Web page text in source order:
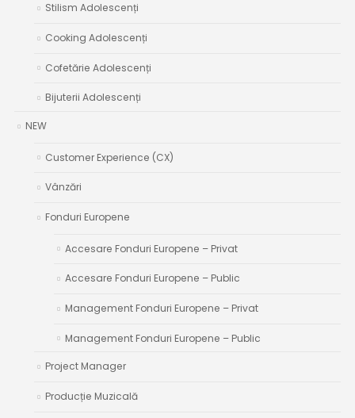
Stilism Adolescenți
Cooking Adolescenți
Cofetărie Adolescenți
Bijuterii Adolescenți
NEW
Customer Experience (CX)
Vânzări
Fonduri Europene
Accesare Fonduri Europene – Privat
Accesare Fonduri Europene – Public
Management Fonduri Europene – Privat
Management Fonduri Europene – Public
Project Manager
Producție Muzicală